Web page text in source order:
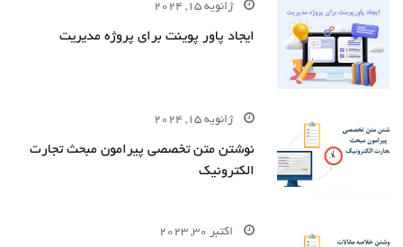
ژانویه 15, 2024
ایجاد پاور پوینت برای پروژه مدیریت
ژانویه 15, 2024
نوشتن متن تخصصی پیرامون مبحث تجارت
الکترونیک
اکتبر 30, 2023